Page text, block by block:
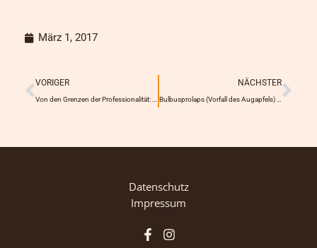
März 1, 2017
VORIGER NÄCHSTER
Datenschutz
Impressum